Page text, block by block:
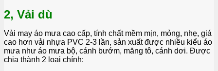
2, Vải dù
Vải may áo mưa cao cấp, tính chất mềm mịn, mỏng, nhẹ, giá
cao hơn vải nhựa PVC 2-3 lần, sản xuất được nhiều kiểu áo
mưa như áo mưa bộ, cánh bướm, măng tô, cánh dơi. Được
chia thành 2 loại chính: